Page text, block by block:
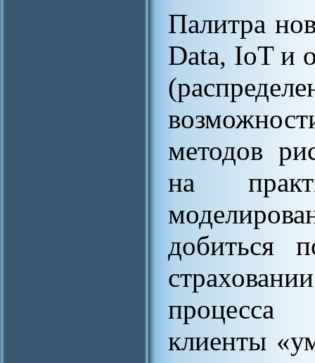
Палитра
Data, IoT и
методов
на
добиться
процесса
клиенты